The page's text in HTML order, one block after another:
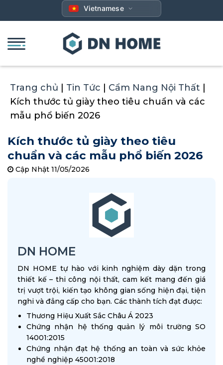
qua
dung
Vietnamese
Trang chủ Tin Tức Cẩm Nang Nội Thất
Kích thước tủ giày theo tiêu chuẩn và các
mẫu phổ biến 2026
Kích thước tủ giày theo tiêu
chuẩn và các mẫu phổ biến 2026
Cập Nhật 11/05/2026
DN HOME
DN HOME tự hào với kinh nghiệm dày dặn trong
thiết kế – thi công nội thất, cam kết mang đến giá
trị vượt trội, kiến tạo không gian sống hiện đại, tiện
nghi và đẳng cấp cho bạn. Các thành tích đạt được:
Thương Hiệu Xuất Sắc Châu Á 2023
Chứng nhận hệ thống quản lý môi trường SO
14001:2015
Chứng nhận đạt hệ thống an toàn và sức khỏe
nghề nghiệp 45001:2018